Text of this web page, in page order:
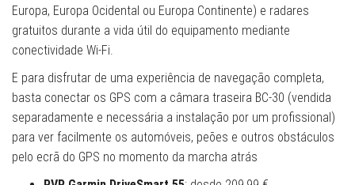
Europa, Europa Ocidental ou Europa Continente) e radares
gratuitos durante a vida útil do equipamento mediante
conectividade Wi-Fi.
E para disfrutar de uma experiência de navegação completa,
basta conectar os GPS com a câmara traseira BC-30 (vendida
separadamente e necessária a instalação por um profissional)
para ver facilmente os automóveis, peões e outros obstáculos
pelo ecrã do GPS no momento da marcha atrás